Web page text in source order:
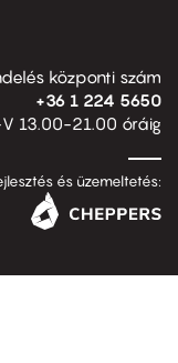
központi szám
+36 1 224 5650
13.00-21.00 óráig
és üzemeltetés: